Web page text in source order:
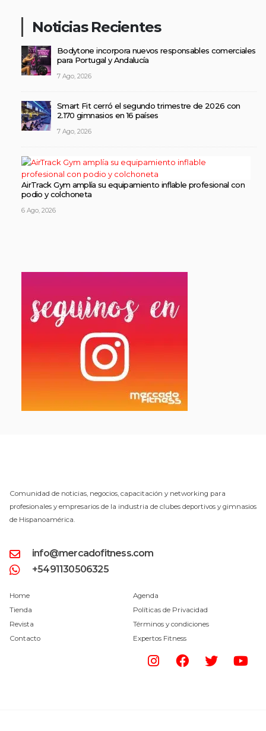
Noticias Recientes
Bodytone incorpora nuevos responsables comerciales
para Portugal y Andalucía
7 Ago, 2026
Smart Fit cerró el segundo trimestre de 2026 con
2.170 gimnasios en 16 países
7 Ago, 2026
AirTrack Gym amplía su equipamiento inflable profesional con
podio y colchoneta
6 Ago, 2026
Comunidad de noticias, negocios, capacitación y networking para
profesionales y empresarios de la industria de clubes deportivos y gimnasios
de Hispanoamérica.
info@mercadofitness.com
+5491130506325
Home
Tienda
Revista
Contacto
Agenda
Políticas de Privacidad
Términos y condiciones
Expertos Fitness